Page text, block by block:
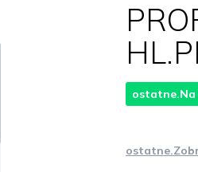
ostatne.Na